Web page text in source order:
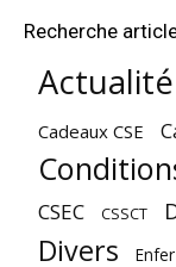
Recherche
Cadeaux CSE
CSEC CSSCT
Divers